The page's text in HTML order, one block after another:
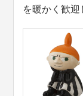
を暖かく歓迎